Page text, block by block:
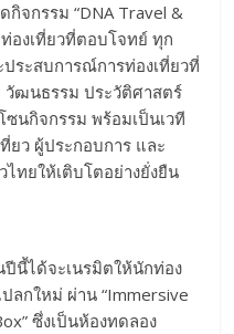
จกรรม “DNA Travel &
องเที่ยวที่ตอบโจทย์ ทุก
ระสบการณ์การท่องเที่ยวที่
ฒนธรรม ประวัติศาสตร์
นกิจกรรม พร้อมเป็นเวที
ยว ผู้ประกอบการ และ
ทยให้เติบโตอย่างยั่งยืน
ปีนี้ได้จะเนรมิตให้นักท่อง
กใหม่ ผ่าน “Immersive
ซึ่งเป็นห้องทดลอง